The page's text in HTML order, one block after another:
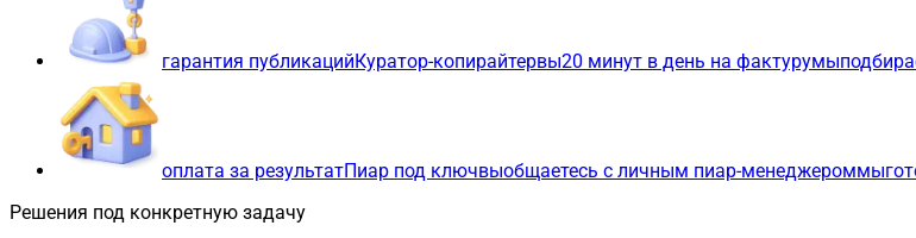
гарантия публикацийКуратор-копирайтервы20 минут в день на фактурумы
оплата за результатПиар под ключвыобщаетесь с личным пиар-менеджероммы
Решения под конкретную задачу